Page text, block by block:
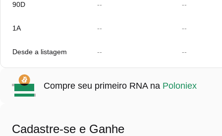
90D -- --
1A -- --
Desde a listagem -- --
Compre seu primeiro RNA na Poloniex
Cadastre-se e Ganhe